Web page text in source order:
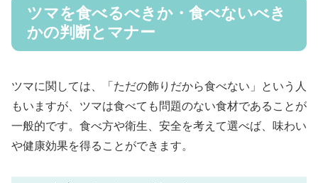
ツマを食べるべきか・食べないべき
かの判断とマナー
ツマに関しては、「ただの飾りだから食べない」という人
もいますが、ツマは食べても問題のない食材であることが
一般的です。食べ方や衛生、安全を考えて選べば、味わい
や健康効果を得ることができます。